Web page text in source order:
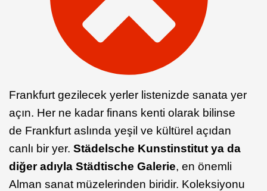
Frankfurt gezilecek yerler listenizde sanata yer
açın. Her ne kadar finans kenti olarak bilinse
de Frankfurt aslında yeşil ve kültürel açıdan
canlı bir yer. Städelsche Kunstinstitut ya da
diğer adıyla Städtische Galerie, en önemli
Alman sanat müzelerinden biridir. Koleksiyonu